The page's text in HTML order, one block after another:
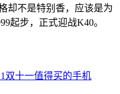
却不是特别香，应该是为
起步，正式迎战K40。